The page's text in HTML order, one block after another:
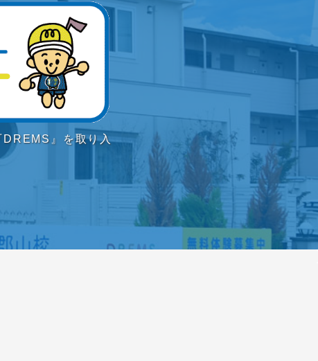
DREMS』を取り入